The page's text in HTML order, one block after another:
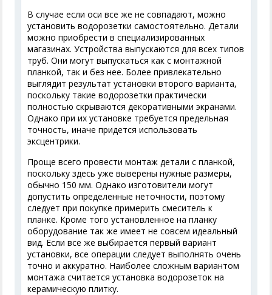
В случае если оси все же не совпадают, можно
установить водорозетки самостоятельно. Детали
можно приобрести в специализированных
магазинах. Устройства выпускаются для всех типов
труб. Они могут выпускаться как с монтажной
планкой, так и без нее. Более привлекательно
выглядит результат установки второго варианта,
поскольку такие водорозетки практически
полностью скрываются декоративными экранами.
Однако при их установке требуется предельная
точность, иначе придется использовать
эксцентрики.
Проще всего провести монтаж детали с планкой,
поскольку здесь уже выверены нужные размеры,
обычно 150 мм. Однако изготовители могут
допустить определенные неточности, поэтому
следует при покупке примерить смеситель к
планке. Кроме того установленное на планку
оборудование так же имеет не совсем идеальный
вид. Если все же выбирается первый вариант
установки, все операции следует выполнять очень
точно и аккуратно. Наиболее сложным вариантом
монтажа считается установка водорозеток на
керамическую плитку.